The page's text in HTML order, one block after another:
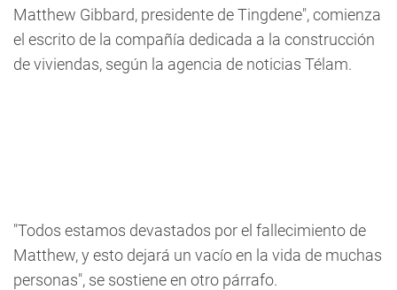
Matthew Gibbard, presidente de Tingdene", comienza
el escrito de la compañía dedicada a la construcción
de viviendas, según la agencia de noticias Télam.
"Todos estamos devastados por el fallecimiento de
Matthew, y esto dejará un vacío en la vida de muchas
personas", se sostiene en otro párrafo.